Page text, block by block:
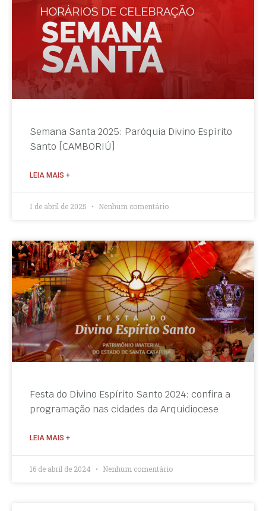
Semana Santa 2025: Paróquia Divino Espírito
Santo [CAMBORIÚ]
LEIA MAIS +
1 de abril de 2025 Nenhum comentário
Festa do Divino Espírito Santo 2024: confira a
programação nas cidades da Arquidiocese
LEIA MAIS +
16 de abril de 2024 Nenhum comentário